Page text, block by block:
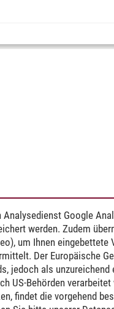
Google
werden. Zudem
um Ihnen eingebettete
Der Europäische
jedoch als
US-Behörden
findet die vorgehend